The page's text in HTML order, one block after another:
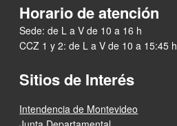
Horario de atención
Sede: de L a V de 10 a 16 h
CCZ 1 y 2: de L a V de 10 a 15:45 h
Sitios de Interés
Intendencia de Montevideo